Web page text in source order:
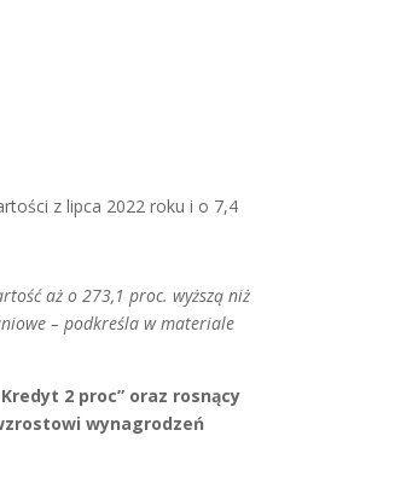
z lipca 2022 roku i o 7,4
aż o 273,1 proc. wyższą niż
– podkreśla w materiale
2 proc” oraz rosnący
wynagrodzeń